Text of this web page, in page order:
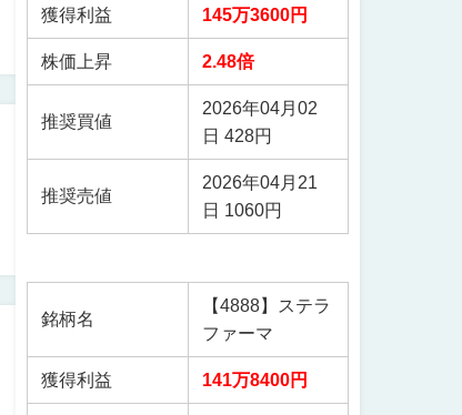
獲得利益 145万3600円
株価上昇 2.48倍
推奨買値
2026年04月02
日 428円
推奨売値
2026年04月21
日 1060円
銘柄名
【4888】ステラ
ファーマ
獲得利益 141万8400円